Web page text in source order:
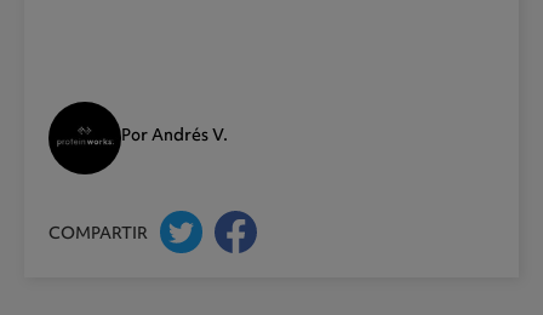
Por Andrés V.
COMPARTIR